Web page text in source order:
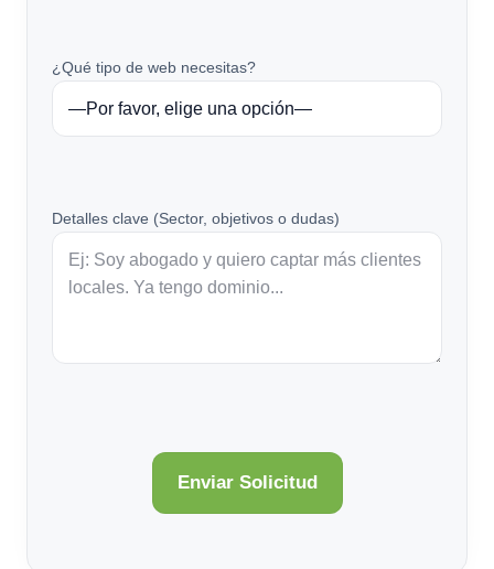
¿Qué tipo de web necesitas?
Detalles clave (Sector, objetivos o dudas)